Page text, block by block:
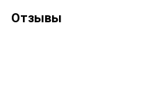
Отзывы